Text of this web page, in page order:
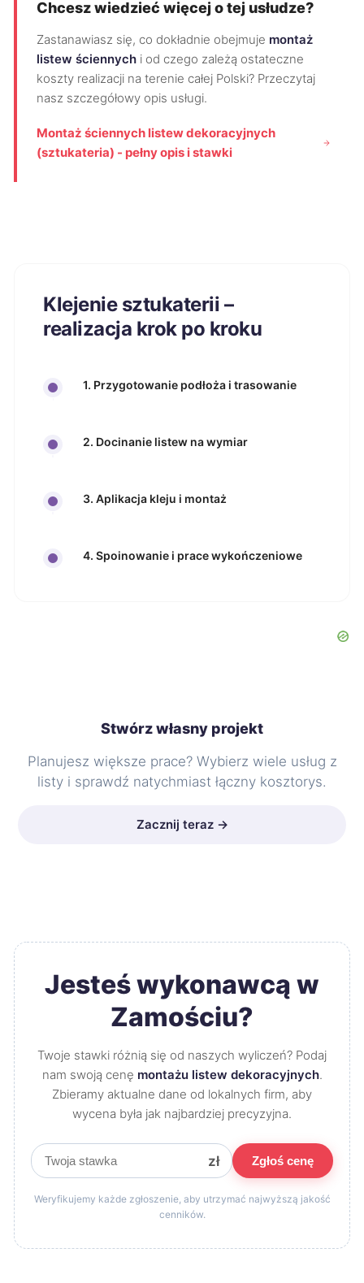
Chcesz wiedzieć więcej o tej usłudze?
Zastanawiasz się, co dokładnie obejmuje montaż
listew ściennych i od czego zależą ostateczne
koszty realizacji na terenie całej Polski? Przeczytaj
nasz szczegółowy opis usługi.
Montaż ściennych listew dekoracyjnych
(sztukateria) - pełny opis i stawki
Klejenie sztukaterii –
realizacja krok po kroku
1. Przygotowanie podłoża i trasowanie
2. Docinanie listew na wymiar
3. Aplikacja kleju i montaż
4. Spoinowanie i prace wykończeniowe
Stwórz własny projekt
Planujesz większe prace? Wybierz wiele usług z
listy i sprawdź natychmiast łączny kosztorys.
Zacznij teraz →
Jesteś wykonawcą w
Zamościu?
Twoje stawki różnią się od naszych wyliczeń? Podaj
nam swoją cenę montażu listew dekoracyjnych.
Zbieramy aktualne dane od lokalnych firm, aby
wycena była jak najbardziej precyzyjna.
zł Zgłoś cenę
Weryfikujemy każde zgłoszenie, aby utrzymać najwyższą jakość
cenników.